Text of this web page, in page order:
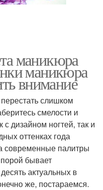
маникюра
маникюра
внимание
слишком
смелости и
дизайном ногтей, так и
оттенках года
современные палитры
бывает
актуальных в
же, постараемся.